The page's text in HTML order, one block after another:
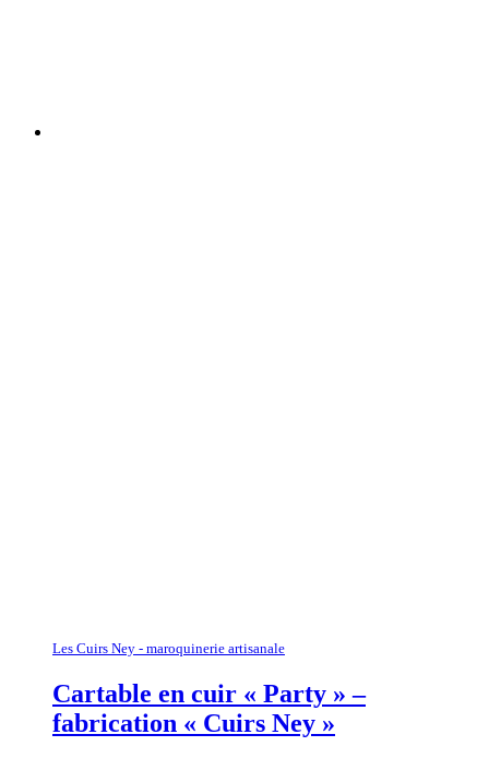
Les Cuirs Ney - maroquinerie artisanale
Cartable en cuir « Party » –
fabrication « Cuirs Ney »